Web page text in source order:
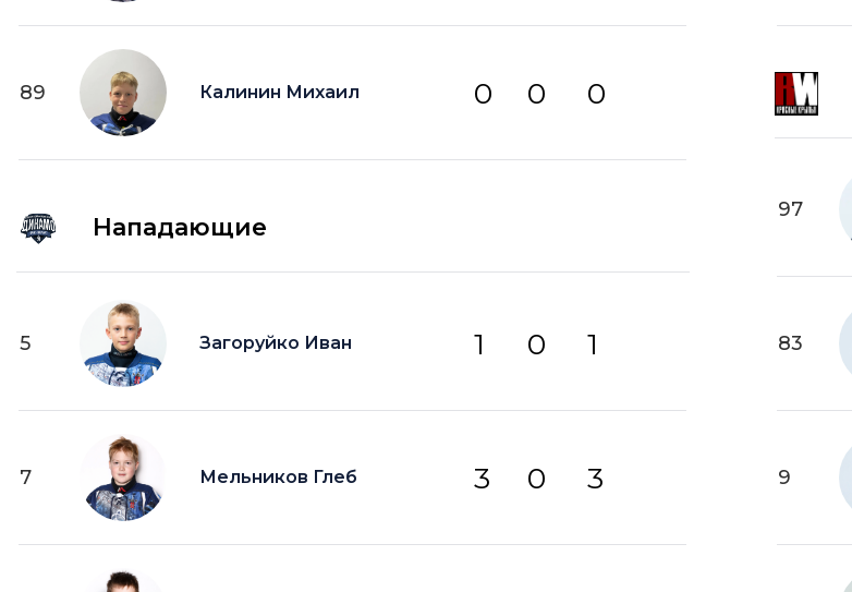
89 Калинин Михаил 0 0 0
Нападающие
5 Загоруйко Иван 1 0 1
7 Мельников Глеб 3 0 3
97
83
9